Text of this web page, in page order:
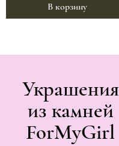
В корзину
Украшения
из камней
ForMyGirl